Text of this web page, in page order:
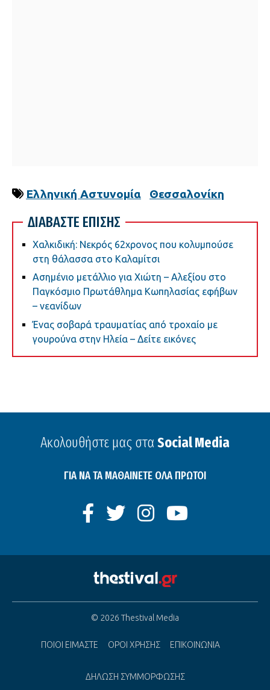
Ελληνική Αστυνομία Θεσσαλονίκη
ΔΙΑΒΑΣΤΕ ΕΠΙΣΗΣ
Χαλκιδική: Νεκρός 62χρονος που κολυμπούσε
στη θάλασσα στο Καλαμίτσι
Ασημένιο μετάλλιο για Χιώτη – Αλεξίου στο
Παγκόσμιο Πρωτάθλημα Κωπηλασίας εφήβων
– νεανίδων
Ένας σοβαρά τραυματίας από τροχαίο με
γουρούνα στην Ηλεία – Δείτε εικόνες
Ακολουθήστε μας στα Social Media
ΓΙΑ ΝΑ ΤΑ ΜΑΘΑΙΝΕΤΕ ΟΛΑ ΠΡΩΤΟΙ
© 2026 Thestival Media
ΠΟΙΟΙ ΕΙΜΑΣΤΕ ΟΡΟΙ ΧΡΗΣΗΣ ΕΠΙΚΟΙΝΩΝΙΑ
ΔΗΛΩΣΗ ΣΥΜΜΟΡΦΩΣΗΣ